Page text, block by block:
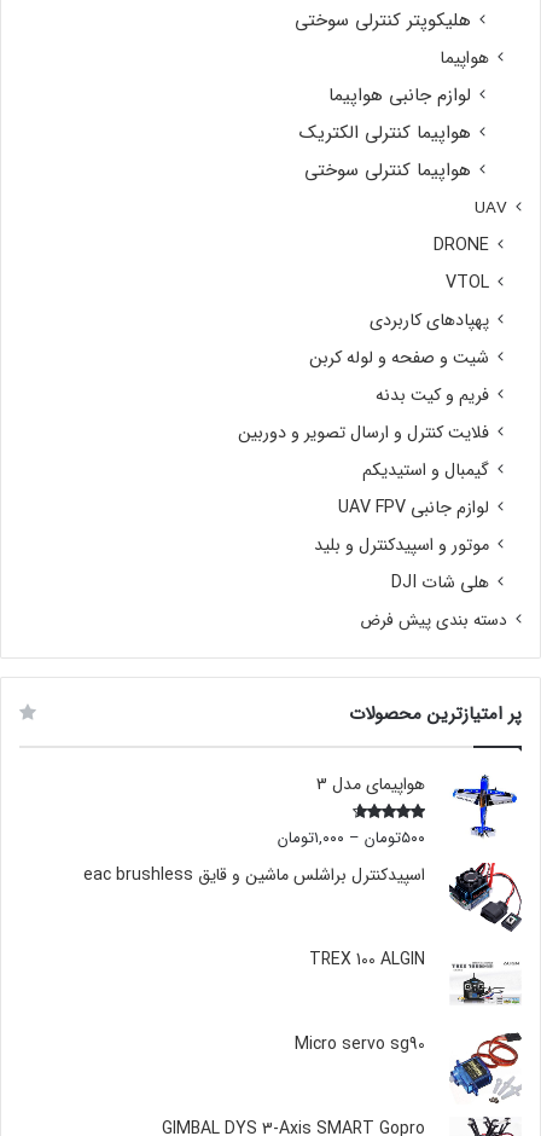
هلیکوپتر کنترلی سوختی
هواپیما
لوازم جانبی هواپیما
هواپیما کنترلی الکتریک
هواپیما کنترلی سوختی
UAV
DRONE
VTOL
پهپادهای کاربردی
شیت و صفحه و لوله کربن
فریم و کیت بدنه
فلایت کنترل و ارسال تصویر و دوربین
گیمبال و استیدیکم
لوازم جانبی UAV FPV
موتور و اسپیدکنترل و بلید
هلی شات DJI
دسته بندی پیش فرض
پر امتیازترین محصولات
هواپیمای مدل 3
Rated
4.00
of 5
۵۰۰تومان – ۱,۰۰۰تومان
اسپیدکنترل براشلس ماشین و قایق eac brushless
TREX 100 ALGIN
Micro servo sg90
GIMBAL DYS 3-Axis SMART Gopro